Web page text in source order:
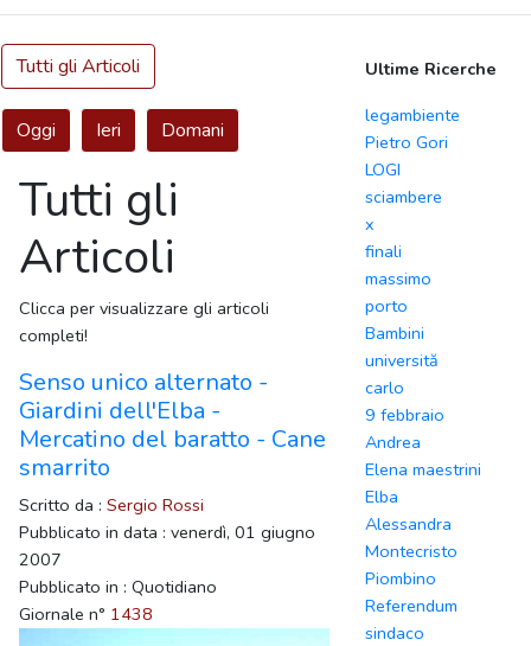
Tutti gli Articoli
Oggi Ieri Domani
Tutti gli
Articoli
Clicca per visualizzare gli articoli
completi!
Senso unico alternato -
Giardini dell'Elba -
Mercatino del baratto - Cane
smarrito
Scritto da : Sergio Rossi
Pubblicato in data : venerdì, 01 giugno
2007
Pubblicato in : Quotidiano
Giornale n° 1438
Ultime Ricerche
legambiente
Pietro Gori
LOGI
sciambere
x
finali
massimo
porto
Bambini
universită
carlo
9 febbraio
Andrea
Elena maestrini
Elba
Alessandra
Montecristo
Piombino
Referendum
sindaco